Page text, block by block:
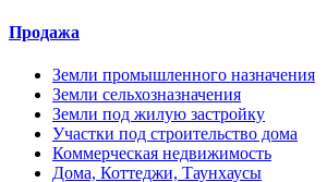
Продажа
Земли промышленного назначения
Земли сельхозназначения
Земли под жилую застройку
Участки под строительство дома
Коммерческая недвижимость
Дома, Коттеджи, Таунхаусы